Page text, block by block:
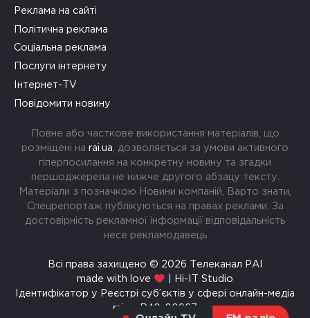
Реклама на сайті
Політична реклама
Соціальна реклама
Послуги інтернету
Інтернет-TV
Повідомити новину
Повне або часткове використання матеріалів, що
розміщені на rai.ua , дозволяється за умови активного
гіперпосилання на конкретну новину та згадки
першоджерела не нижче другого абзацу тексту.
Матеріали з позначкою Новини компаній, Варто знати,
Спецрепортаж публікуються на правах реклами. За
достовірність рекламної інформації відповідальність
несе рекламодавець
Всі права захищено © 2026 Телеканал РАІ
made with love
| Hi-IT Studio
Ідентифікатор у Реєстрі суб’єктів у сфері онлайн-медіа
rai.ua R40-00967